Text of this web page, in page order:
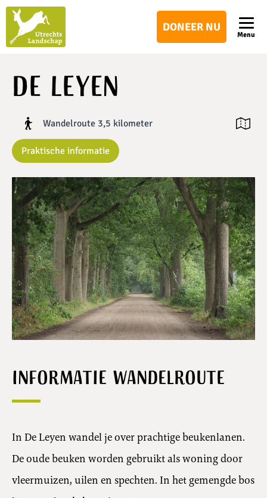
DONEER NU
Menu
De Leyen
Wandelroute 3,5 kilometer
Praktische informatie
Open
Informatie wandelroute
In De Leyen wandel je over prachtige beukenlanen.
De oude beuken worden gebruikt als woning door
vleermuizen, uilen en spechten. In het gemengde bos